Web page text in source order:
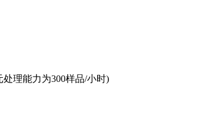
处理能力为300样品/小时)